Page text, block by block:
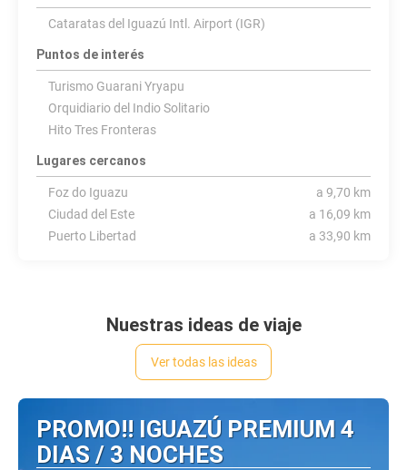
Cataratas del Iguazú Intl. Airport (IGR)
Puntos de interés
Turismo Guarani Yryapu
Orquidiario del Indio Solitario
Hito Tres Fronteras
Lugares cercanos
Foz do Iguazu
a 9,70 km
Ciudad del Este
a 16,09 km
Puerto Libertad
a 33,90 km
Nuestras ideas de viaje
Ver todas las ideas
PROMO!! IGUAZÚ PREMIUM 4
DIAS / 3 NOCHES